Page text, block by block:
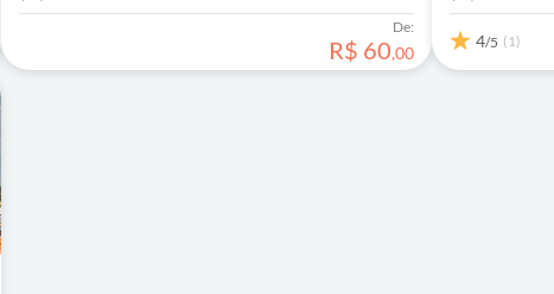
De:
R$ 60,00
4/5 (1)